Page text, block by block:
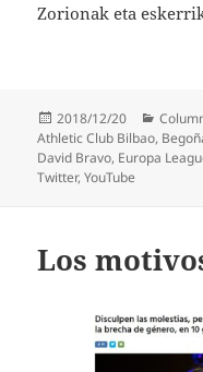
Zorionak eta
Publicado
el
2018/12/20
Athletic Club Bilbao,
David Bravo, Europa
Twitter,YouTube
Los